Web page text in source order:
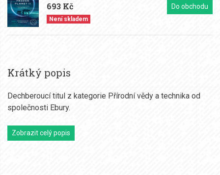
693 Kč
Není skladem
Do obchodu
Krátký popis
Dechberoucí titul z kategorie Přírodní vědy a technika od
společnosti Ebury.
Zobrazit celý popis